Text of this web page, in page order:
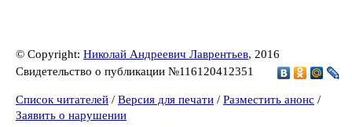
© Copyright: Николай Андреевич Лаврентьев, 2016
Свидетельство о публикации №116120412351
Список читателей / Версия для печати / Разместить анонс /
Заявить о нарушении